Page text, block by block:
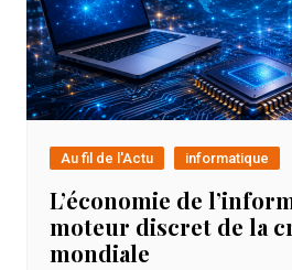
Au fil de l'Actu informatique
L’économie de
moteur discret de la
mondiale